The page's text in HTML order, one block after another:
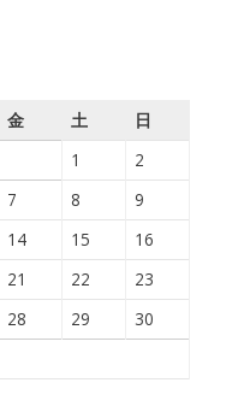
金 土
日
1
2
7 8
9
14 15
16
21 22
23
28 29
30